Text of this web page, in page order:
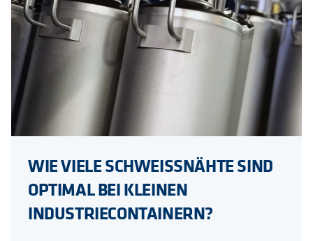
WIE VIELE SCHWEISSNÄHTE SIND
OPTIMAL BEI KLEINEN
INDUSTRIECONTAINERN?